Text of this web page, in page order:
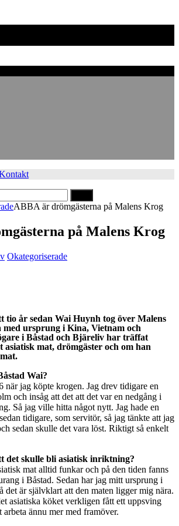
ABBA är drömgästerna på Malens Krog
på Malens Krog
Okategoriserade
tio år sedan Wai Huynh tog över Malens
ursprung i Kina, Vietnam och
i Båstad och Bjäreliv har träffat
mat, drömgäster och om han
Wai?
när jag köpte krogen. Jag drev tidigare en
och insåg att det att det var en nedgång i
Så jag ville hitta något nytt. Jag hade en
tidigare, som servitör, så jag tänkte att jag
sedan skulle det vara löst. Riktigt så enkelt
det skulle bli asiatisk inriktning?
mat alltid funkar och på den tiden fanns
i Båstad. Sedan har jag mitt ursprung i
det är självklart att den maten ligger mig nära.
asiatiska köket verkligen fått ett uppsving
ännu mer med framöver.